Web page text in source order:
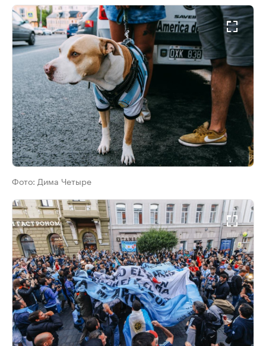
Фото: Дима Четыре